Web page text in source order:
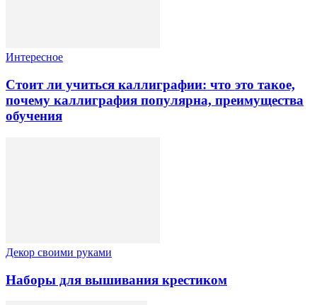
Интересное
Стоит ли учиться каллиграфии: что это такое,
почему каллиграфия популярна, преимущества
обучения
Декор своими руками
Наборы для вышивания крестиком